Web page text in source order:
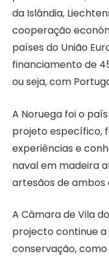
da Islândia,
cooperação
países do União
financiamento de
ou seja, com
A Noruega foi o
projeto específico,
experiências e
naval em madeira
artesãos de ambos
A Câmara de Vila
projecto continue
conservação,